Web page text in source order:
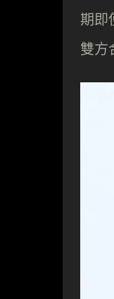
期即
雙方